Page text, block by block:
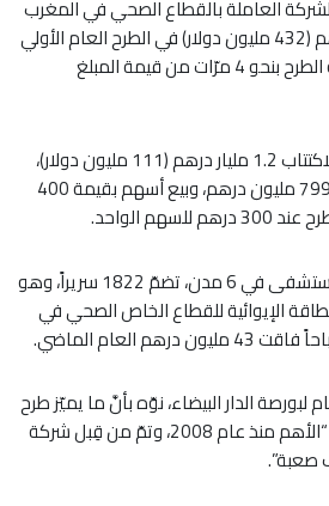
العاملة بالقطاع الصحي في المغرب
طلبات قيمتها 4.5 مليار درهم (432 مليون دولار) في الطرح العام الأولي
لأسهمها، بما يوازي تغطية الطرح بنحو 4 مرّات من قيمة المبلغ
الشركة جمعت من عملية الاكتتاب 1.2 مليار درهم (111 مليون دولار)،
عبر زيادة رأس المال بمبلغ 799 مليون درهم، وبيع أسهم بقيمة 400
الواحد.
لدى “أكديطال” حالياً 17 مستشفى في 6 مدن، تضمّ 1822 سريراً، وهو
الطاقة الإيوائية للقطاع الخاص الصحي في
العام الماضي.
لبورصة الدار البيضاء، نوّه بأنَّ ما يميّز طرح
“أكديطال” يتمثل في كونه “الأهم منذ عام 2008، وتمّ من قِبل شركة
صعبة”.